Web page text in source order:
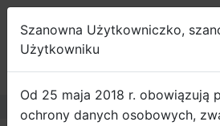
Szanowna Użytkowniczko,
Użytkowniku
Od 25 maja 2018 r. obowiązują
ochrony danych osobowych,